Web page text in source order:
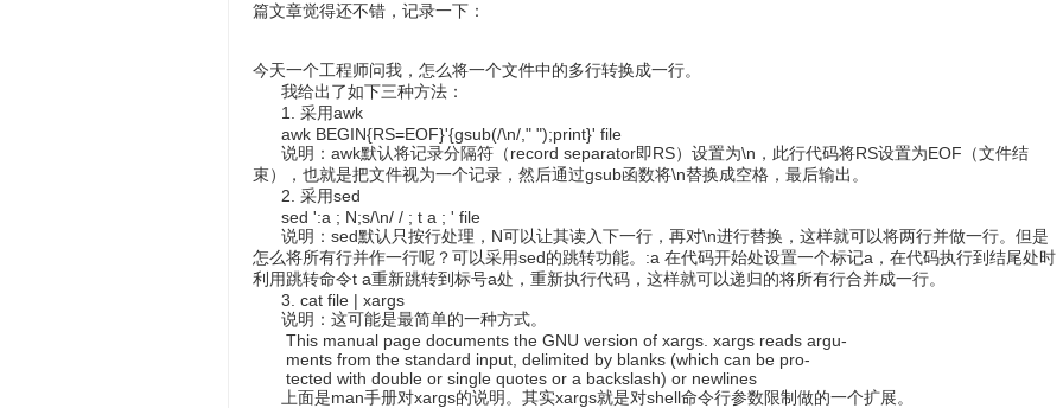
篇文章觉得还不错，记录一下：
今天一个工程师问我，怎么将一个文件中的多行转换成一行。
我给出了如下三种方法：
1. 采用awk
awk BEGIN{RS=EOF}'{gsub(/\n/," ");print}' file
说明：awk默认将记录分隔符（record separator即RS）设置为\n，此行代码将RS设置为EOF（文件结
束），也就是把文件视为一个记录，然后通过gsub函数将\n替换成空格，最后输出。
2. 采用sed
sed ':a ; N;s/\n/ / ; t a ; ' file
说明：sed默认只按行处理，N可以让其读入下一行，再对\n进行替换，这样就可以将两行并做一行。但是
怎么将所有行并作一行呢？可以采用sed的跳转功能。:a 在代码开始处设置一个标记a，在代码执行到结尾处时
利用跳转命令t a重新跳转到标号a处，重新执行代码，这样就可以递归的将所有行合并成一行。
3. cat file | xargs
说明：这可能是最简单的一种方式。
This manual page documents the GNU version of xargs. xargs reads argu-
ments from the standard input, delimited by blanks (which can be pro-
tected with double or single quotes or a backslash) or newlines
上面是man手册对xargs的说明。其实xargs就是对shell命令行参数限制做的一个扩展。